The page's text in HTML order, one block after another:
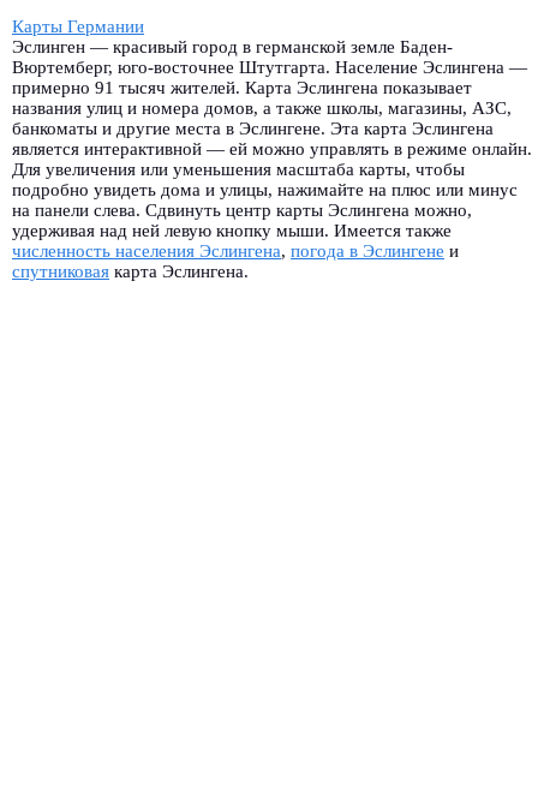
Карты Германии
Эслинген — красивый город в германской земле Баден-
Вюртемберг, юго-восточнее Штутгарта. Население Эслингена —
примерно 91 тысяч жителей. Карта Эслингена показывает
названия улиц и номера домов, а также школы, магазины, АЗС,
банкоматы и другие места в Эслингене. Эта карта Эслингена
является интерактивной — ей можно управлять в режиме онлайн.
Для увеличения или уменьшения масштаба карты, чтобы
подробно увидеть дома и улицы, нажимайте на плюс или минус
на панели слева. Сдвинуть центр карты Эслингена можно,
удерживая над ней левую кнопку мыши. Имеется также
численность населения Эслингена, погода в Эслингене и
спутниковая карта Эслингена.